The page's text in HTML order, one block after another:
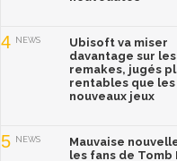
4 NEWS
Ubisoft va miser
davantage sur les
remakes, jugés
rentables que les
nouveaux jeux
5 NEWS
Mauvaise
les fans de Tomb